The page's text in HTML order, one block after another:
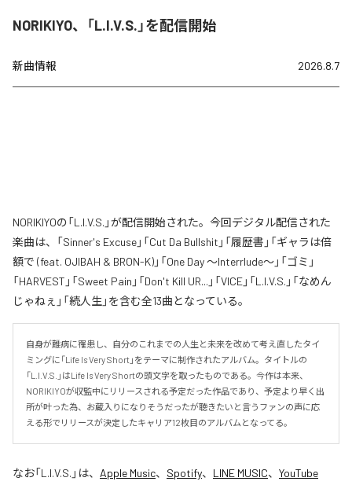
NORIKIYO、「L.I.V.S.」を配信開始
新曲情報 2026.8.7
NORIKIYOの「L.I.V.S.」が配信開始された。今回デジタル配信された
楽曲は、「Sinner's Excuse」「Cut Da Bullshit」「履歴書」「ギャラは倍
額で (feat. OJIBAH & BRON-K)」「One Day ～Interrlude～」「ゴミ」
「HARVEST」「Sweet Pain」「Don't Kill UR...」「VICE」「L.I.V.S.」「なめん
じゃねぇ」「続人生」を含む全13曲となっている。
自身が難病に罹患し、自分のこれまでの人生と未来を改めて考え直したタイ
ミングに「Life Is Very Short」をテーマに制作されたアルバム。タイトルの
「L.I.V.S.」はLife Is Very Shortの頭文字を取ったものである。今作は本来、
NORIKIYOが収監中にリリースされる予定だった作品であり、予定より早く出
所が叶った為、お蔵入りになりそうだったが聴きたいと言うファンの声に応
える形でリリースが決定したキャリア12枚目のアルバムとなってる。
なお「L.I.V.S. 」は、 Apple Music、 Spotify、 LINE MUSIC、 YouTube